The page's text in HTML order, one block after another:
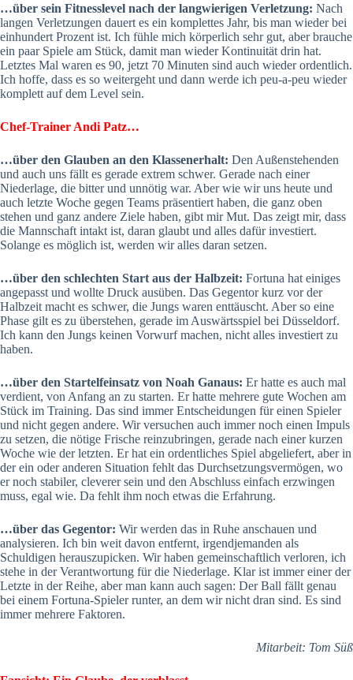
…über sein Fitnesslevel nach der langwierigen Verletzung: Nach
langen Verletzungen dauert es ein komplettes Jahr, bis man wieder bei
einhundert Prozent ist. Ich fühle mich körperlich sehr gut, aber brauche
ein paar Spiele am Stück, damit man wieder Kontinuität drin hat.
Letztes Mal waren es 90, jetzt 70 Minuten sind auch wieder ordentlich.
Ich hoffe, dass es so weitergeht und dann werde ich peu-a-peu wieder
komplett auf dem Level sein.
Chef-Trainer Andi Patz…
…über den Glauben an den Klassenerhalt: Den Außenstehenden
und auch uns fällt es gerade extrem schwer. Gerade nach einer
Niederlage, die bitter und unnötig war. Aber wie wir uns heute und
auch letzte Woche gegen Teams präsentiert haben, die ganz oben
stehen und ganz andere Ziele haben, gibt mir Mut. Das zeigt mir, dass
die Mannschaft intakt ist, daran glaubt und alles dafür investiert.
Solange es möglich ist, werden wir alles daran setzen.
…über den schlechten Start aus der Halbzeit: Fortuna hat einiges
angepasst und wollte Druck ausüben. Das Gegentor kurz vor der
Halbzeit macht es schwer, die Jungs waren enttäuscht. Aber so eine
Phase gilt es zu überstehen, gerade im Auswärtsspiel bei Düsseldorf.
Ich kann den Jungs keinen Vorwurf machen, nicht alles investiert zu
haben.
…über den Startelfeinsatz von Noah Ganaus: Er hatte es auch mal
verdient, von Anfang an zu starten. Er hatte mehrere gute Wochen am
Stück im Training. Das sind immer Entscheidungen für einen Spieler
und nicht gegen andere. Wir versuchen auch immer noch einen Impuls
zu setzen, die nötige Frische reinzubringen, gerade nach einer kurzen
Woche wie der letzten. Er hat ein ordentliches Spiel abgeliefert, aber in
der ein oder anderen Situation fehlt das Durchsetzungsvermögen, wo
er noch stabiler, cleverer sein und den Abschluss einfach erzwingen
muss, egal wie. Da fehlt ihm noch etwas die Erfahrung.
…über das Gegentor: Wir werden das in Ruhe anschauen und
analysieren. Ich bin weit davon entfernt, irgendjemanden als
Schuldigen herauszupicken. Wir haben gemeinschaftlich verloren, ich
stehe in der Verantwortung für die Niederlage. Klar ist immer einer der
Letzte in der Reihe, aber man kann auch sagen: Der Ball fällt genau
bei einem Fortuna-Spieler runter, an dem wir nicht dran sind. Es sind
immer mehrere Faktoren.
Mitarbeit: Tom Süß